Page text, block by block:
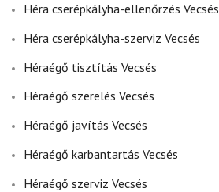
Héra cserépkályha-ellenőrzés Vecsés
Héra cserépkályha-szerviz Vecsés
Héraégő tisztítás Vecsés
Héraégő szerelés Vecsés
Héraégő javítás Vecsés
Héraégő karbantartás Vecsés
Héraégő szerviz Vecsés